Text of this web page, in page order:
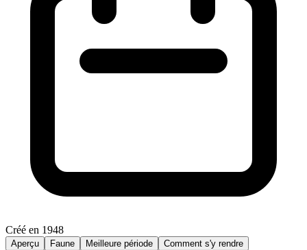
Créé en 1948
Aperçu Faune Meilleure période Comment s'y rendre